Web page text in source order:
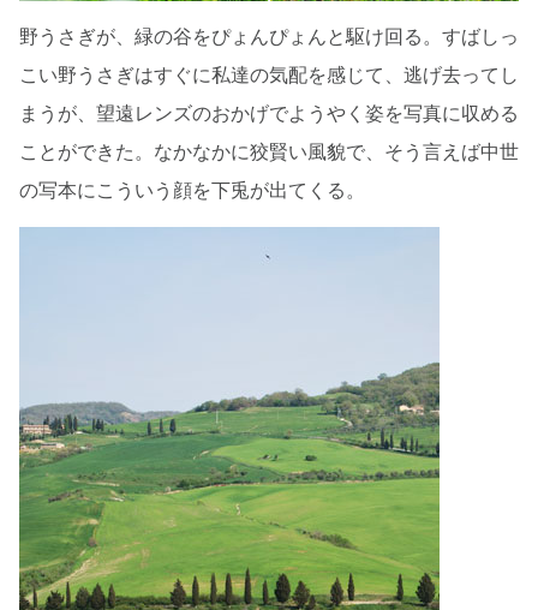
野うさぎが、緑の谷をぴょんぴょんと駆け回る。すばしっ
こい野うさぎはすぐに私達の気配を感じて、逃げ去ってし
まうが、望遠レンズのおかげでようやく姿を写真に収める
ことができた。なかなかに狡賢い風貌で、そう言えば中世
の写本にこういう顔を下兎が出てくる。